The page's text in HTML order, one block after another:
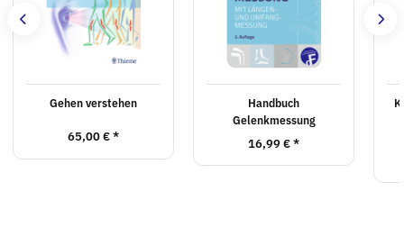
Gehen verstehen
65,00 €*
Handbuch
Gelenkmessung
16,99 €*